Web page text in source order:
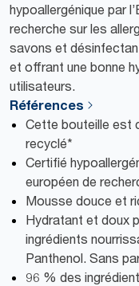
hypoallergénique par
recherche sur les
savons et
et offrant une bonne
utilisateurs.
Références
Cette bouteille est
recyclé*
Certifié
européen de
Mousse douce et
Hydratant et doux
ingrédients
Panthenol. Sans
96 % des